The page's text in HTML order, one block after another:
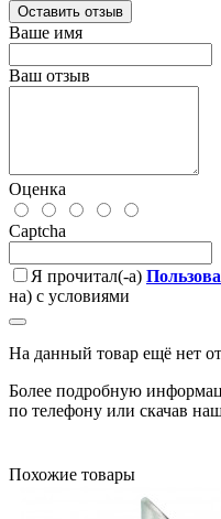
Оставить отзыв
Ваше имя
Ваш отзыв
Оценка
Captcha
Я прочитал(-а)
на) с условиями
На данный товар ещё нет
Более подробную
по телефону или скачав
Похожие товары